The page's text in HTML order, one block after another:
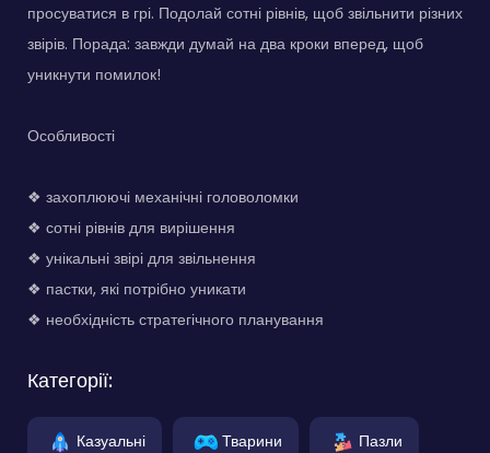
просуватися в грі. Подолай сотні рівнів, щоб звільнити різних
звірів. Порада: завжди думай на два кроки вперед, щоб
уникнути помилок!
Особливості
❖ захоплюючі механічні головоломки
❖ сотні рівнів для вирішення
❖ унікальні звірі для звільнення
❖ пастки, які потрібно уникати
❖ необхідність стратегічного планування
Категорії:
Казуальні Тварини Пазли